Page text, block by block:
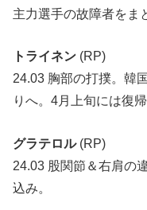
主力選手の故障者をま
トライネン (RP)
24.03 胸部の打撲。韓
りへ。4月上旬には復
グラテロル(RP)
24.03 股関節＆右肩の
込み。